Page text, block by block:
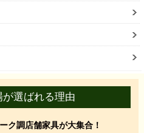
選ばれる理由
ク調店舗家具が大集合！